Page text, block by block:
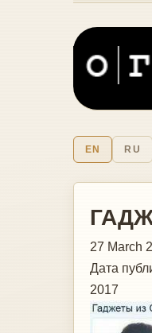
EN RU
27 March
Дата
2017